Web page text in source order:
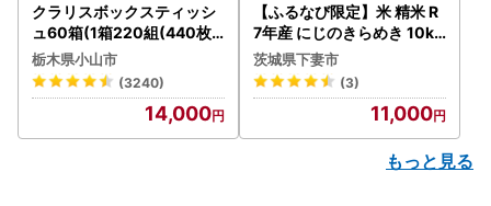
クラリスボックスティッシ
ュ60箱(1箱220組(440枚))
(5個入り×12セット)【配送
不可地域：離島・沖縄県】
【1256759】
栃木県小山市
(3240)
14,000
【ふるなび限定】米 精米 R
7年産 にじのきらめき 10kg
10月 FN-Limited-PR
茨城県下妻市
(3)
11,000
もっと見る